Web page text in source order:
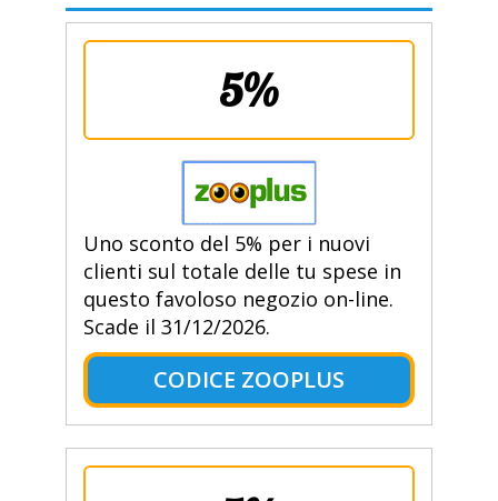
5%
Uno sconto del 5% per i nuovi
clienti sul totale delle tu spese in
questo favoloso negozio on-line.
Scade il 31/12/2026.
CODICE ZOOPLUS